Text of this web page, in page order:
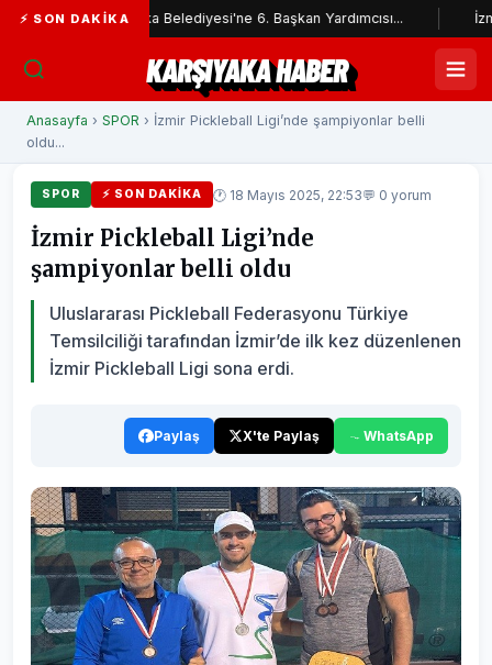
⚡ SON DAKIKA
Karşıyaka Belediyesi'ne 6. Başkan Yardımcısı... İzmir
KARŞIYAKA HABER
Anasayfa › SPOR › İzmir Pickleball Ligi’nde şampiyonlar belli
oldu...
SPOR ⚡ SON DAKIKA 🕐 18 Mayıs 2025, 22:53💬 0 yorum
İzmir Pickleball Ligi’nde
şampiyonlar belli oldu
Uluslararası Pickleball Federasyonu Türkiye
Temsilciliği tarafından İzmir’de ilk kez düzenlenen
İzmir Pickleball Ligi sona erdi.
Paylaş X'te Paylaş WhatsApp